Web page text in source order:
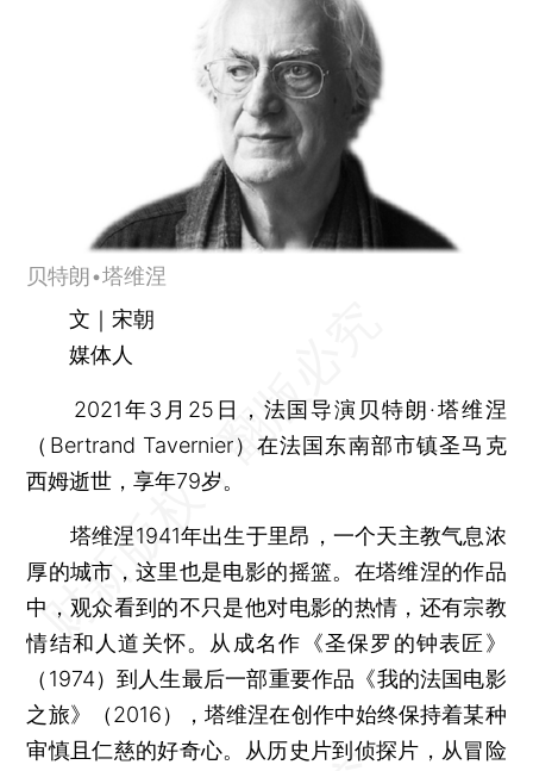
贝特朗•塔维涅
文｜宋朝
媒体人
2021年3月25日，法国导演贝特朗·塔维涅
（Bertrand Tavernier）在法国东南部市镇圣马克
西姆逝世，享年79岁。
塔维涅1941年出生于里昂，一个天主教气息浓
厚的城市，这里也是电影的摇篮。在塔维涅的作品
中，观众看到的不只是他对电影的热情，还有宗教
情结和人道关怀。从成名作《圣保罗的钟表匠》
（1974）到人生最后一部重要作品《我的法国电影
之旅》（2016），塔维涅在创作中始终保持着某种
审慎且仁慈的好奇心。从历史片到侦探片，从冒险